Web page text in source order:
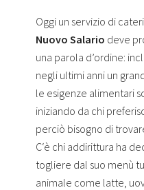
Oggi un servizio di
Nuovo Salario deve
una parola d’ordine:
negli ultimi anni un
le esigenze alimentari
iniziando da chi
perciò bisogno di
C‘è chi addirittura ha
togliere dal suo menù
animale come latte,